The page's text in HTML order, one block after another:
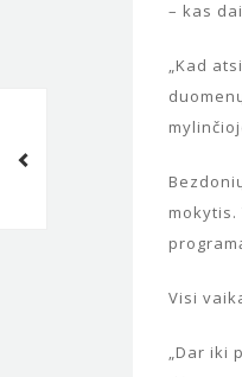
maitinimas – ko
– kas
„Kad
Visi
„Dar iki